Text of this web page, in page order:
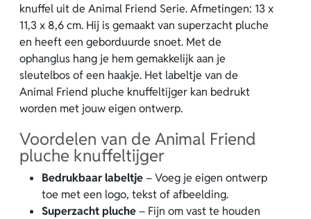
knuffel uit de Animal Friend Serie. Afmetingen: 13 x
11,3 x 8,6 cm. Hij is gemaakt van superzacht pluche
en heeft een geborduurde snoet. Met de
ophanglus hang je hem gemakkelijk aan je
sleutelbos of een haakje. Het labeltje van de
Animal Friend pluche knuffeltijger kan bedrukt
worden met jouw eigen ontwerp.
Voordelen van de Animal Friend
pluche knuffeltijger
Bedrukbaar labeltje– Voeg je eigen ontwerp
toe met een logo, tekst of afbeelding.
Superzacht pluche– Fijn om vast te houden